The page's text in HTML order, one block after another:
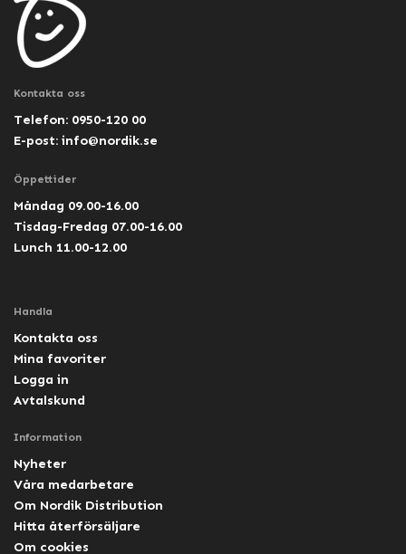
Kontakta oss
Telefon: 0950-120 00
E-post: info@nordik.se
Öppettider
Måndag 09.00-16.00
Tisdag-Fredag 07.00-16.00
Lunch 11.00-12.00
Handla
Kontakta oss
Mina favoriter
Logga in
Avtalskund
Information
Nyheter
Våra medarbetare
Om Nordik Distribution
Hitta återförsäljare
Om cookies